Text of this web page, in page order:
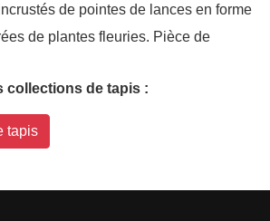
de pointes de lances en forme
de plantes fleuries. Pièce de
collections de tapis :
tapis